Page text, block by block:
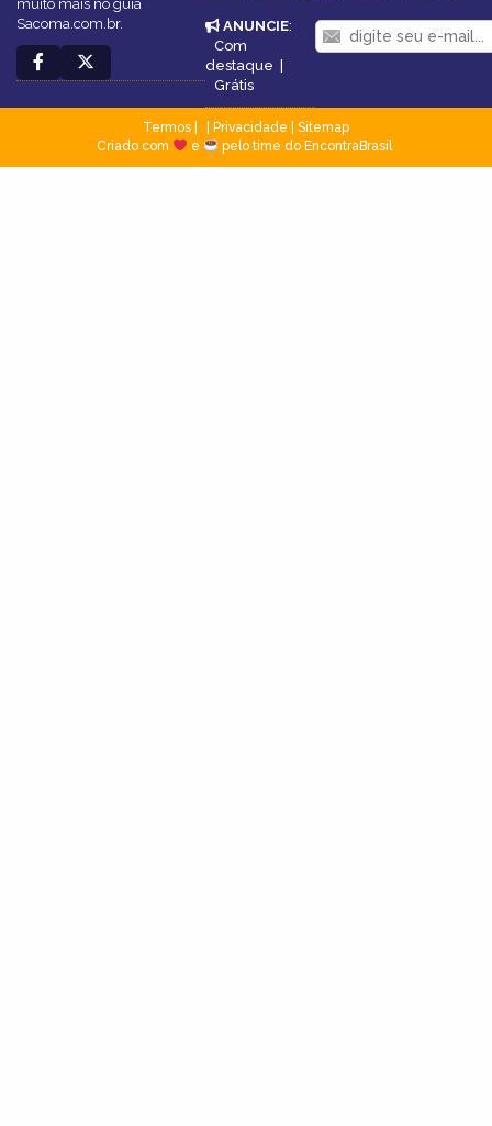
muito mais no guia
Sacoma.com.br.
ANUNCIE:
Com
destaque
Grátis
Termos Privacidade
Sitemap
Criado com
e pelo time do EncontraBrasil